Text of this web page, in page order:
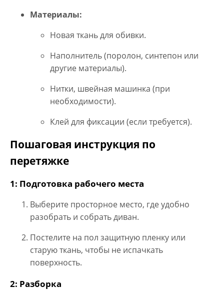
Материалы:
Новая ткань для обивки.
Наполнитель (поролон, синтепон или
другие материалы).
Нитки, швейная машинка (при
необходимости).
Клей для фиксации (если требуется).
Пошаговая инструкция по
перетяжке
1: Подготовка рабочего места
Выберите просторное место, где удобно
разобрать и собрать диван.
Постелите на пол защитную пленку или
старую ткань, чтобы не испачкать
поверхность.
2: Разборка